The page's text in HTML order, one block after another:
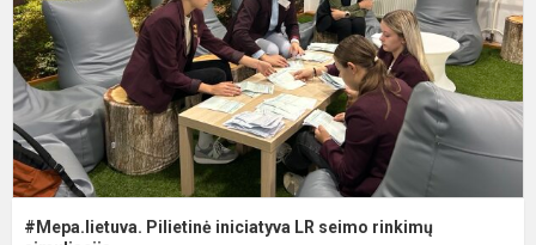
#Mepa.lietuva. Pilietinė iniciatyva LR seimo rinkimų